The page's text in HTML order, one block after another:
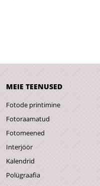
MEIE TEENUSED
Fotode printimine
Fotoraamatud
Fotomeened
Interjöör
Kalendrid
Polügraafia